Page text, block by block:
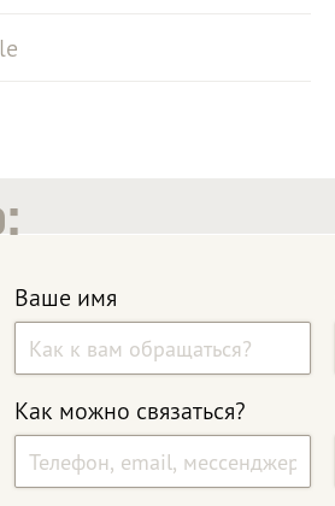
Ваше имя
Как можно связаться?